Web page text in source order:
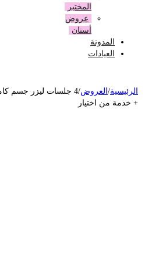
المختبر
عروض
أسنان
المدونة
العيادات
/العروض
خدمة من اختيار